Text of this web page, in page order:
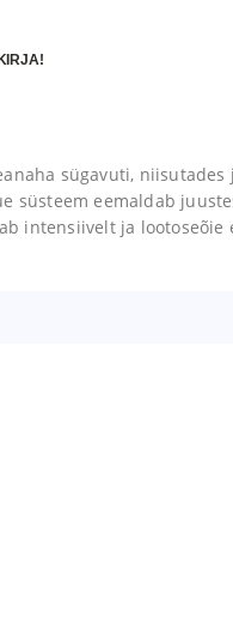
sügavuti, niisutades
süsteem eemaldab
intensiivelt ja lootoseõie